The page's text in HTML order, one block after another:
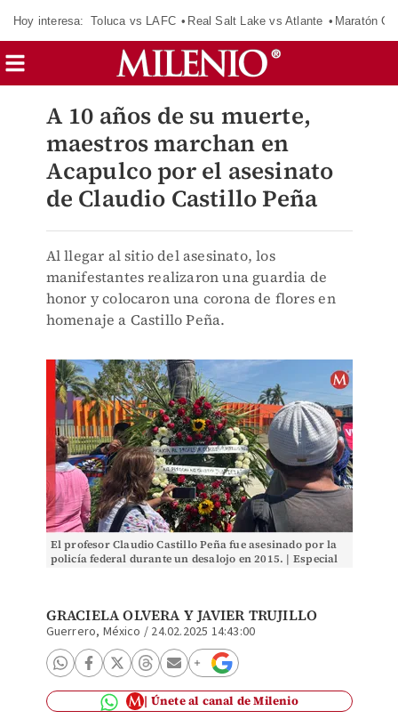
Hoy interesa: Toluca vs LAFC Real Salt Lake vs Atlante Maratón
A 10 años de su muerte,
maestros marchan en
Acapulco por el asesinato
de Claudio Castillo Peña
Al llegar al sitio del asesinato, los
manifestantes realizaron una guardia de
honor y colocaron una corona de flores en
homenaje a Castillo Peña.
El profesor Claudio Castillo Peña fue asesinado por la
policía federal durante un desalojo en 2015. | Especial
GRACIELA OLVERAYJAVIER TRUJILLO
Guerrero, México / 24.02.2025 14:43:00
Únete al canal de Milenio